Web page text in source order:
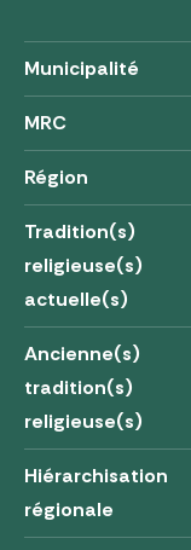
Municipalité
MRC
Région
Tradition(s)
religieuse(s)
actuelle(s)
Ancienne(s)
tradition(s)
religieuse(s)
Hiérarchisation
régionale